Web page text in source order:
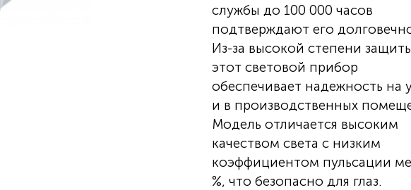
службы до 100 000 часов
подтверждают его
Из-за высокой степени
этот световой прибор
обеспечивает надежность на
и в производственных
Модель отличается высоким
качеством света с низким
коэффициентом пульсации
%, что безопасно для глаз.